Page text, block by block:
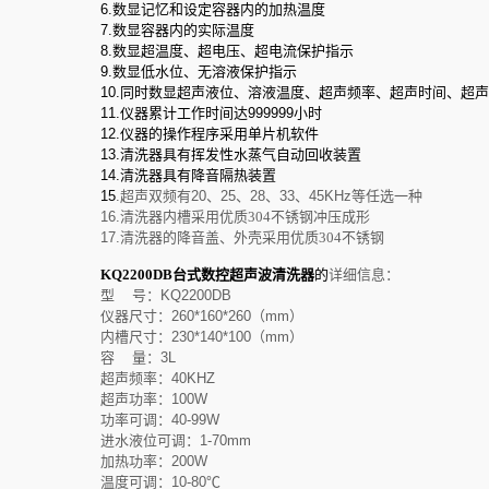
6.数显记忆和设定容器内的加热温度
7.数显容器内的实际温度
8.数显超温度、超电压、超电流保护指示
9.数显低水位、无溶液保护指示
10. 同时数显超声液位、溶液温度、超声频率、超声时间、超
11.仪器累计工作时间达999999小时
12.仪器的操作程序采用单片机软件
13.清洗器具有挥发性水蒸气自动回收装置
14.清洗器具有降音隔热装置
15.超声双频有20、25、28、33、45KHz等任选一种
16.清洗器内槽采用优质304不锈钢冲压成形
17.清洗器的降音盖、外壳采用优质304不锈钢
KQ2200DB台式数控超声波清洗器的详细信息：
型 号：KQ2200DB
仪器尺寸：260*160*260（mm）
内槽尺寸：230*140*100（mm）
容 量：3L
超声频率：40KHZ
超声功率：100W
功率可调：40-99W
进水液位可调：1-70mm
加热功率：200W
温度可调：10-80℃